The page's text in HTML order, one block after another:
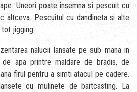
Uneori poate insemna si pescuit cu
altceva. Pescuitul cu dandineta si alte
jigging.
nalucii lansate pe sub mana in
apa printre maldare de bradis, de
firul pentru a simti atacul pe cadere.
cu mulinete de baitcasting. La